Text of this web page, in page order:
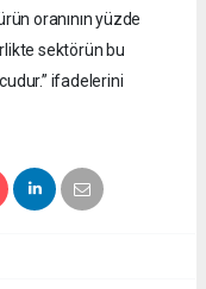
oranının yüzde
sektörün bu
ifadelerini